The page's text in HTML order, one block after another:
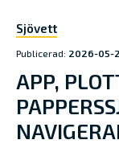
Sjövett
Publicerad: 2026-05-
APP,